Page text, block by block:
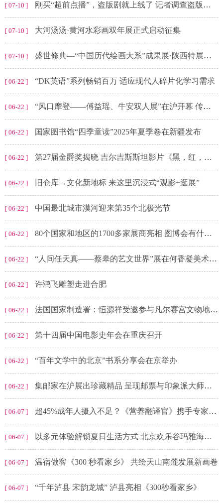
[ 07-10 ] 刚买“超前点播”，盗版剧就上线了 记者调查盗版影视资源肆虐现象
[ 07-10 ] 大河汤汤·黄河水彩画双年展正式启动征集
[ 07-10 ] 盛世修典—“中国历代绘画大系”成果展·陕西特展开幕
[ 06-22 ] “DK英语”系列畅销百万 适应现代人碎片化学习需求
[ 06-22 ] “风口摩登——傅益瑶、牛安双人展”在沪开幕 传统扇面邂逅当代艺术
[ 06-22 ] 国家图书馆“四季童读”2025年夏季卷在新疆发布
[ 06-22 ] 第27届金爵奖揭晓 吉尔吉斯斯坦影片《黑，红，黄》斩获最佳影片
[ 06-22 ] 旧仓库→文化新地标 来这里沉浸式“观影+逛展”
[ 06-22 ] 中国最北城市漠河迎来第35个北极光节
[ 06-22 ] 80个国家和地区的1700多家展商亮相 图博会有什么好逛的？
[ 06-22 ] “人间任天真——蔡皋的艺文世界”展在何香凝美术馆开幕
[ 06-22 ] 许鸿飞雕塑走进合肥
[ 06-22 ] 法国国家制造署：恒源祥受邀参与凡尔赛宫文物地毯复织项目
[ 06-22 ] 第十四届中国电影史年会在重庆召开
[ 06-22 ] “百年文学中的北京”书系分享会在京举办
[ 06-22 ] 集邮家在沪展出珍藏精品 呈现邮票与印象派大师名画相融的魅力
[ 06-07 ] 超45%成年人摄入不足？《营养翻译官》携手专家破解蛋白质“平衡密码”
[ 06-07 ] 以多元体验解锁夏日生活方式 北京欢乐谷玛雅海滩水公园开园
[ 06-07 ] 温宿做客《300 秒看家乡》 共绘天山南麓发展新画卷
[ 06-07 ] “千年泸县 宋韵龙城” 泸县亮相《300秒看家乡》